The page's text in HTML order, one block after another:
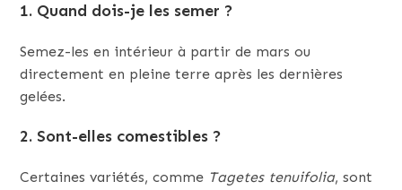
1. Quand dois-je les semer ?
Semez-les en intérieur à partir de mars ou
directement en pleine terre après les dernières
gelées.
2. Sont-elles comestibles ?
Certaines variétés, comme Tagetes tenuifolia, sont